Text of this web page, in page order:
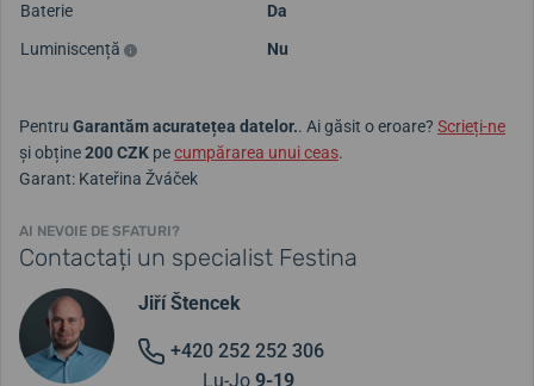
Baterie
Da
Luminiscență
Nu
Pentru Garantăm acuratețea datelor.. Ai găsit o eroare? Scrieți-ne
și obține200 CZK pecumpărarea unui ceas.
Garant: Kateřina Žváček
AI NEVOIE DE SFATURI?
Contactați un specialist Festina
Jiří Štencek
+420 252 252 306
Lu-Jo 9-19